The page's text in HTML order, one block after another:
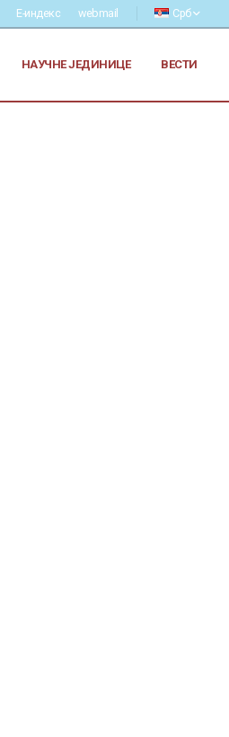
Е-индекс webmail Срб
НАУЧНЕ ЈЕДИНИЦЕ ВЕСТИ